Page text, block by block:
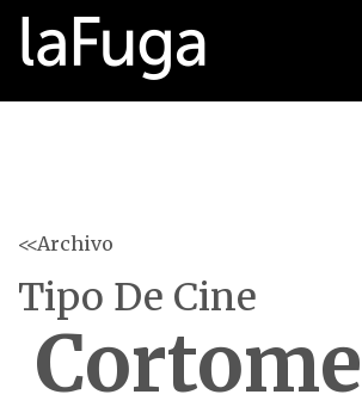
<<Archivo
Tipo De Cine